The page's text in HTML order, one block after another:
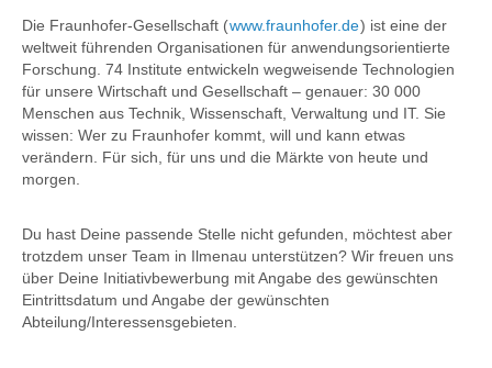
Die Fraunhofer-Gesellschaft (www.fraunhofer.de) ist eine der
weltweit führenden Organisationen für anwendungsorientierte
Forschung. 74 Institute entwickeln wegweisende Technologien
für unsere Wirtschaft und Gesellschaft – genauer: 30 000
Menschen aus Technik, Wissenschaft, Verwaltung und IT. Sie
wissen: Wer zu Fraunhofer kommt, will und kann etwas
verändern. Für sich, für uns und die Märkte von heute und
morgen.
Du hast Deine passende Stelle nicht gefunden, möchtest aber
trotzdem unser Team in Ilmenau unterstützen? Wir freuen uns
über Deine Initiativbewerbung mit Angabe des gewünschten
Eintrittsdatum und Angabe der gewünschten
Abteilung/Interessensgebieten.